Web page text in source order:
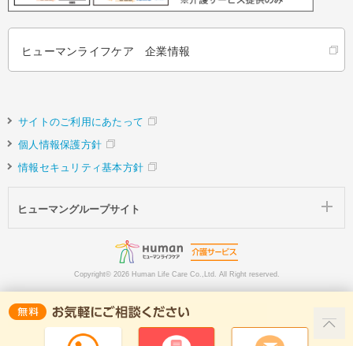
ヒューマンライフケア 企業情報
サイトのご利用にあたって
個人情報保護方針
情報セキュリティ基本方針
ヒューマングループサイト
Copyright© 2026 Human Life Care Co.,Ltd. All Right reserved.